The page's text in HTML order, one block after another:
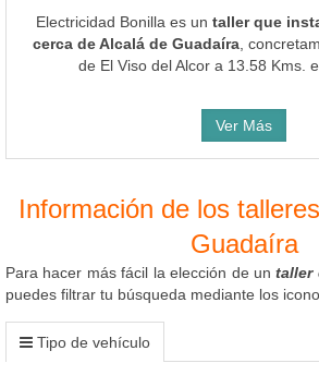
Electricidad Bonilla es un taller que
cerca de Alcalá de Guadaíra ,
de El Viso del Alcor a 13.58 Kms.
Ver Más
Información de los
Guadaíra
Para hacer más fácil la elección de untaller
puedes filtrar tu búsqueda mediante los
Tipo de vehículo